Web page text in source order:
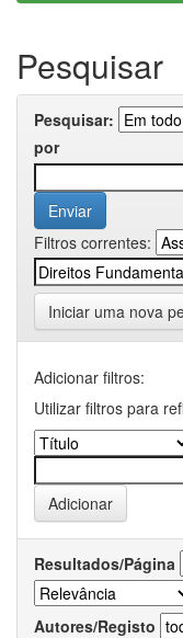
Pesquisar
Pesquisar:
por
Filtros correntes:
Iniciar uma nova
Adicionar filtros:
Utilizar filtros para
Resultados/Página
Autores/Registo